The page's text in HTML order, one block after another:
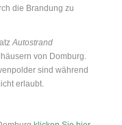
die Brandung zu
Autostrand
von Domburg.
sind während
erlaubt.